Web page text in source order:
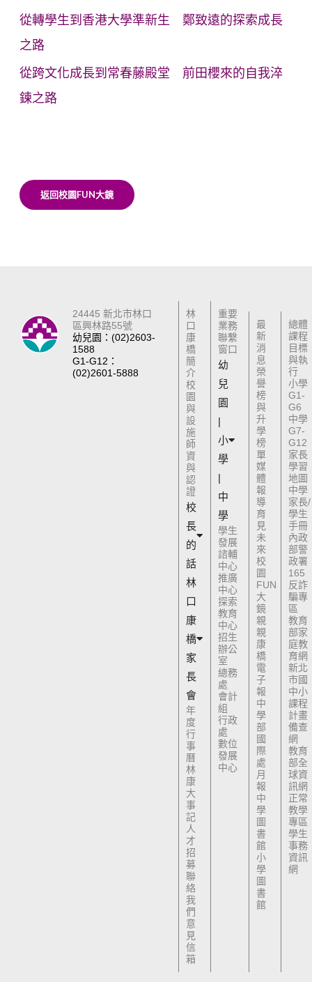
從轉學生到香港大學準新生 鄭致遠的探索成長
之路
從跨文化成長到常春藤殿堂 前田櫻來的自我淬
鍊之路
返回校園FUN大鏡
24445 新北市林口
區興林路55號
幼兒園：(02)2603-
1588
G1-G12：
(02)2601-5888
林
口
康
橋
簡
介
校
園
與
設
施
師
資
與
認
證
校
長
的
話
林
口
康
橋
家
長
會
年
度
行
事
曆
林
康
大
事
記
人
才
招
募
聯
絡
我
們
意
見
信
箱
重要
業務
聯繫
窗口
幼
兒
園
|
小
學
|
中
學
學生
發展
諮輔
中心
推廣
中心
探索
教育
中心
招生
辦公
室
總務
處
會計
組
行政
處
數位
發展
中心
最
新
消
息
榮
譽
榜
與
升
學
榜
單
媒
體
報
導
育
見
未
來
校
園
FUN
大
鏡
親
親
康
橋
電
子
報
中
學
部
國
際
處
月
報
中
學
圖
書
館
小
學
圖
書
館
總體
課程
目標
與執
行
小學
G1-
G6
中學
G7-
G12
家長
學習
地圖
中學
家長/
學生
手冊
內政
部警
政署
165
反詐
騙專
區
教育
部家
庭教
育網
新北
市國
中小
課程
計畫
備查
網
教育
部全
球資
訊網
正常
教學
專區
學生
事務
資訊
網